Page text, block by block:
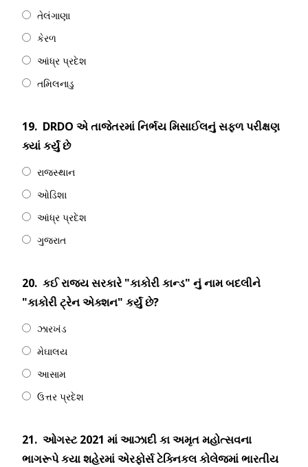
તેલંગાણા
કેરળ
આંધ્ર પ્રદેશ
તમિલનાડુ
19. DRDO એ તાજેતરમાં નિર્ભય મિસાઈલનું સફળ પરીક્ષણ
ક્યાં કર્યું છે
રાજસ્થાન
ઓડિશા
આંધ્ર પ્રદેશ
ગુજરાત
20. કઈ રાજ્ય સરકારે "કાકોરી કાન્ડ" નું નામ બદલીને
"કાકોરી ટ્રેન એક્શન" કર્યું છે?
ઝારખંડ
મેઘાલય
આસામ
ઉત્તર પ્રદેશ
21. ઓગસ્ટ 2021 માં આઝાદી કા અમૃત મહોત્સવના
ભાગરૂપે કયા શહેરમાં એરફોર્સ ટેક્નિકલ કોલેજમાં ભારતીય